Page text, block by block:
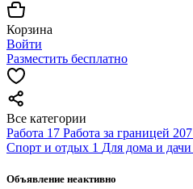
Корзина
Войти
Разместить бесплатно
Все категории
Работа 17 Работа за границей 207
Спорт и отдых 1 Для дома и дачи
Объявление неактивно